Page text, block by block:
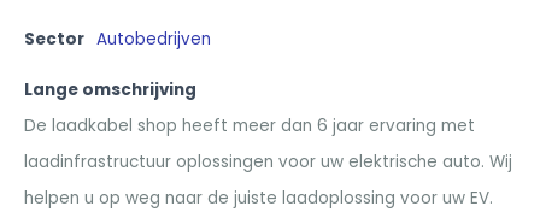
Sector Autobedrijven
Lange omschrijving
De laadkabel shop heeft meer dan 6 jaar ervaring met
laadinfrastructuur oplossingen voor uw elektrische auto. Wij
helpen u op weg naar de juiste laadoplossing voor uw EV.